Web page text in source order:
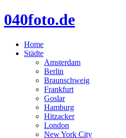
040foto.de
Home
Städte
Amsterdam
Berlin
Braunschweig
Frankfurt
Goslar
Hamburg
Hitzacker
London
New York City